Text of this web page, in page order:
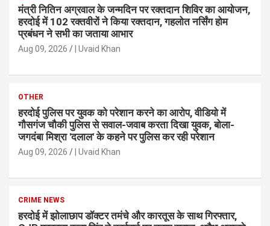
मंत्री नितिन अग्रवाल के जन्मदिन पर रक्तदान शिविर का आयोजन,
हरदोई में 102 रक्तवीरों ने किया रक्तदान, गहलोत नर्सिंग होम
प्रबंधन ने सभी का जताया आभार
Aug 09, 2026 | Uvaid Khan
OTHER
हरदोई पुलिस पर युवक को परेशान करने का आरोप, वीडियो में
गौसगंज चौकी पुलिस से सवाल-जवाब करता दिखा युवक, बोला-
जगदंबा मिश्रा 'दलाल' के कहने पर पुलिस कर रही परेशान
Aug 09, 2026 | Uvaid Khan
CRIME NEWS
हरदोई में झोलाछाप डॉक्टर तमंचे और कारतूस के साथ गिरफ्तार,